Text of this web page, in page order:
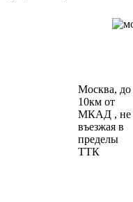
Москва, до
10км от
МКАД , не
въезжая в
пределы
ТТК